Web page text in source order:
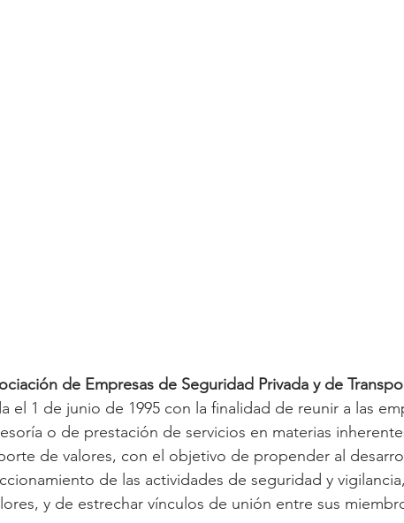
de Empresas de Seguridad Privada y de
el 1 de junio de 1995 con la finalidad de reunir a las
o de prestación de servicios en materias
de valores, con el objetivo de propender al
de las actividades de seguridad y
y de estrechar vínculos de unión entre sus